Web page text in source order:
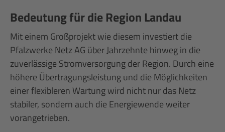
Bedeutung für die Region Landau
Mit einem Großprojekt wie diesem investiert die
Pfalzwerke Netz AG über Jahrzehnte hinweg in die
zuverlässige Stromversorgung der Region. Durch eine
höhere Übertragungsleistung und die Möglichkeiten
einer flexibleren Wartung wird nicht nur das Netz
stabiler, sondern auch die Energiewende weiter
vorangetrieben.